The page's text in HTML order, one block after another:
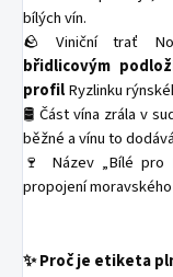
bílých vín.
🪨 Viniční trať
břidlicovým
profilRyzlinku
🛢️ Část vína zrála v
běžné a vínu to
🍷 Název „Bílé pro
propojení
✨Proč je etiketa